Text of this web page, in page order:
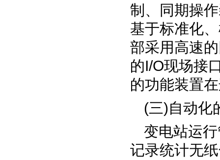
制、同期操
基于标准化
部采用高速的
的I/O现场接
的功能装置
(三)自动化
变电站运
记录统计无